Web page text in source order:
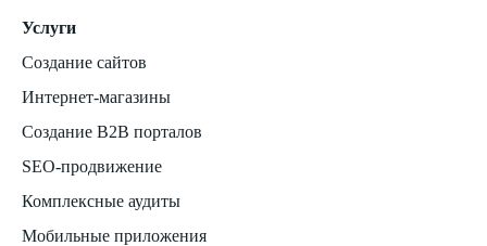
Услуги
Создание сайтов
Интернет-магазины
Создание B2B порталов
SEO-продвижение
Комплексные аудиты
Мобильные приложения